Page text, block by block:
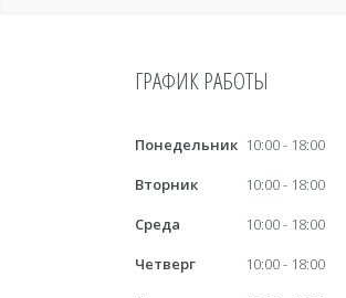
ГРАФИК РАБОТЫ
Понедельник 10:00
18:00
Вторник
10:00
18:00
Среда
10:00
18:00
Четверг
10:00
18:00